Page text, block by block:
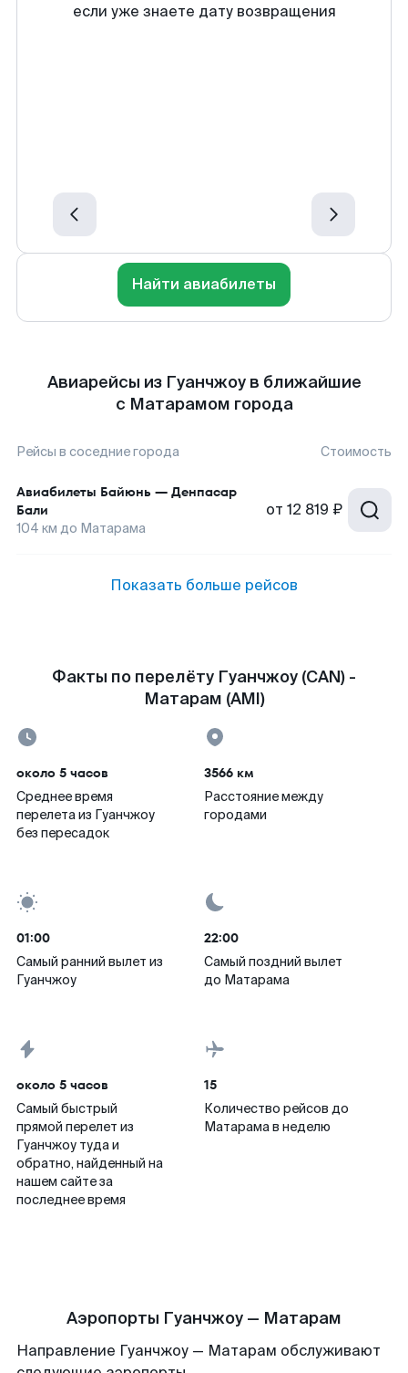
если уже знаете дату возвращения
Найти авиабилеты
Авиарейсы из Гуанчжоу в ближайшие
с Матарамом города
Рейсы в соседние города Стоимость
Авиабилеты Байюнь — Денпасар
Бали
104 км до Матарама
от 12 819 ₽
Показать больше рейсов
Факты по перелёту Гуанчжоу (CAN) -
Матарам (AMI)
около 5 часов
Среднее время
перелета из Гуанчжоу
без пересадок
3566 км
Расстояние между
городами
01:00
Самый ранний вылет из
Гуанчжоу
22:00
Самый поздний вылет
до Матарама
около 5 часов
Самый быстрый
прямой перелет из
Гуанчжоу туда и
обратно, найденный на
нашем сайте за
последнее время
15
Количество рейсов до
Матарама в неделю
Аэропорты Гуанчжоу — Матарам
Направление Гуанчжоу — Матарам обслуживают